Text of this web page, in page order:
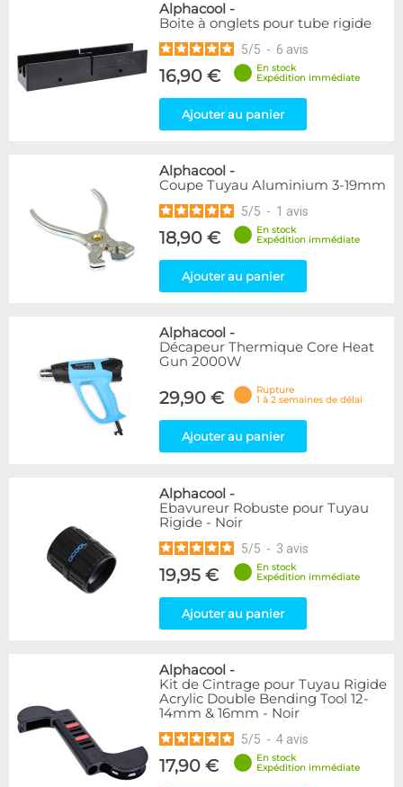
Alphacool -
Boite à onglets pour tube rigide
5/5 - 6 avis
16,90 €
En stock
Expédition immédiate
Ajouter au panier
Alphacool -
Coupe Tuyau Aluminium 3-19mm
5/5 - 1 avis
18,90 €
En stock
Expédition immédiate
Ajouter au panier
Alphacool -
Décapeur Thermique Core Heat
Gun 2000W
29,90 €
Rupture
1 à 2 semaines de délai
Ajouter au panier
Alphacool -
Ebavureur Robuste pour Tuyau
Rigide - Noir
5/5 - 3 avis
19,95 €
En stock
Expédition immédiate
Ajouter au panier
Alphacool -
Kit de Cintrage pour Tuyau Rigide
Acrylic Double Bending Tool 12-
14mm & 16mm - Noir
5/5 - 4 avis
17,90 €
En stock
Expédition immédiate